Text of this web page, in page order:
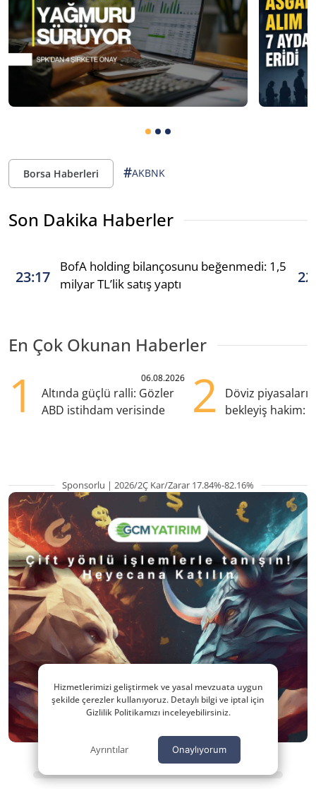
Borsa Haberleri #AKBNK
Son Dakika Haberler
23:17
BofA holding bilançosunu beğenmedi: 1,5
milyar TL’lik satış yaptı
En Çok Okunan Haberler
1 06.08.2026
Altında güçlü ralli: Gözler
ABD istihdam verisinde
2
Döviz
bekleyiş hakim:
Sponsorlu | 2026/2Ç Kar/Zarar 17.84%-82.16%
Hizmetlerimizi geliştirmek ve yasal mevzuata uygun
şekilde çerezler kullanıyoruz. Detaylı bilgi ve iptal için
Gizlilik Politikamızı inceleyebilirsiniz.
Ayrıntılar Onaylıyorum